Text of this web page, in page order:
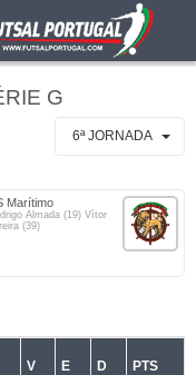
G
6ª JORNADA
Marítimo
Almada (19) Vítor
(39)
V E D PTS